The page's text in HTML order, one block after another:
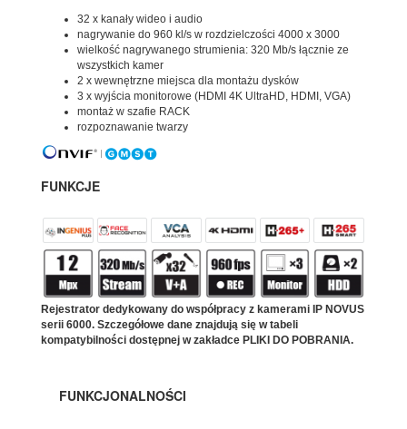
32 x kanały wideo i audio
nagrywanie do 960 kl/s w rozdzielczości 4000 x 3000
wielkość nagrywanego strumienia: 320 Mb/s łącznie ze
wszystkich kamer
2 x wewnętrzne miejsca dla montażu dysków
3 x wyjścia monitorowe (HDMI 4K UltraHD, HDMI, VGA)
montaż w szafie RACK
rozpoznawanie twarzy
FUNKCJE
Rejestrator dedykowany do współpracy z kamerami IP NOVUS
serii 6000. Szczegółowe dane znajdują się w tabeli
kompatybilności dostępnej w zakładce PLIKI DO POBRANIA.
FUNKCJONALNOŚCI